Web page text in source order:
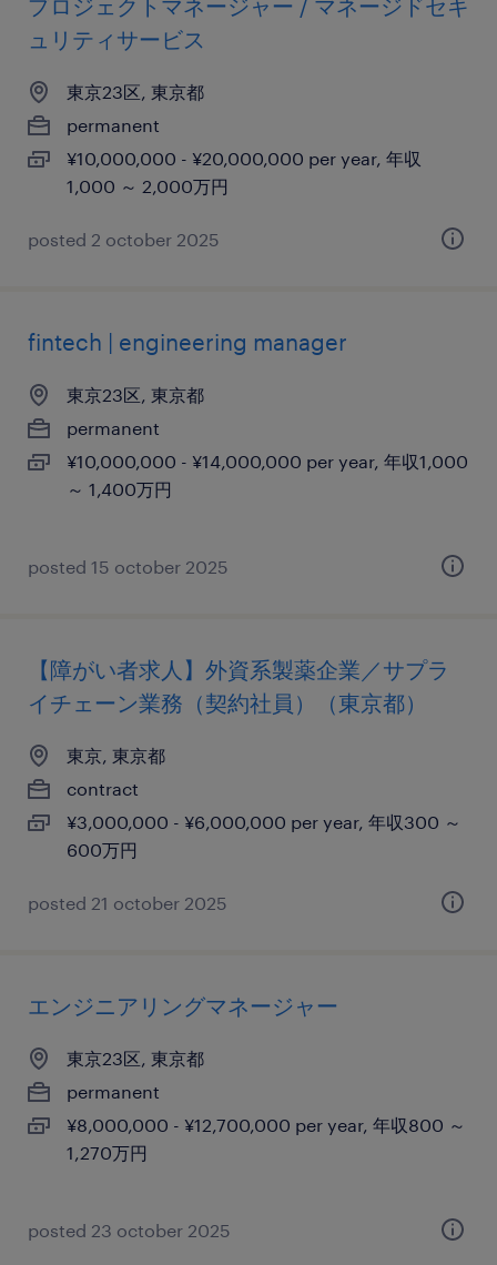
プロジェクトマネージャー / マネージドセキ
ュリティサービス
東京23区, 東京都
permanent
¥10,000,000 - ¥20,000,000 per year, 年収
1,000 ～ 2,000万円
posted 2 october 2025
fintech | engineering manager
東京23区, 東京都
permanent
¥10,000,000 - ¥14,000,000 per year, 年収1,000
～ 1,400万円
posted 15 october 2025
【障がい者求人】外資系製薬企業／サプラ
イチェーン業務（契約社員）（東京都）
東京, 東京都
contract
¥3,000,000 - ¥6,000,000 per year, 年収300 ～
600万円
posted 21 october 2025
エンジニアリングマネージャー
東京23区, 東京都
permanent
¥8,000,000 - ¥12,700,000 per year, 年収800 ～
1,270万円
posted 23 october 2025